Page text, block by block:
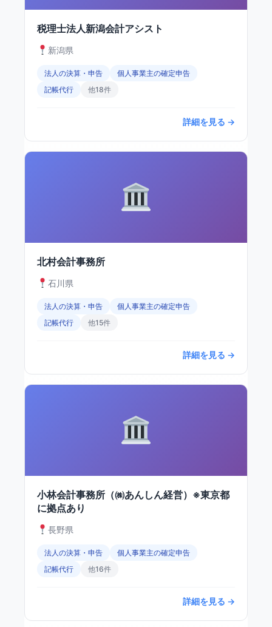
税理士法人新潟会計アシスト
新潟県
法人の決算・申告
個人事業主の確定申告
記帳代行
他18件
詳細を見る →
北村会計事務所
石川県
法人の決算・申告
個人事業主の確定申告
記帳代行
他15件
詳細を見る →
小林会計事務所（㈱あんしん経営）※東京都
に拠点あり
長野県
法人の決算・申告
個人事業主の確定申告
記帳代行
他16件
詳細を見る →